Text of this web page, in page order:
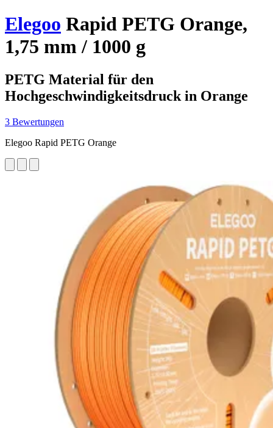
Elegoo Rapid PETG Orange,
1,75 mm / 1000 g
PETG Material für den
Hochgeschwindigkeitsdruck in Orange
3 Bewertungen
Elegoo Rapid PETG Orange